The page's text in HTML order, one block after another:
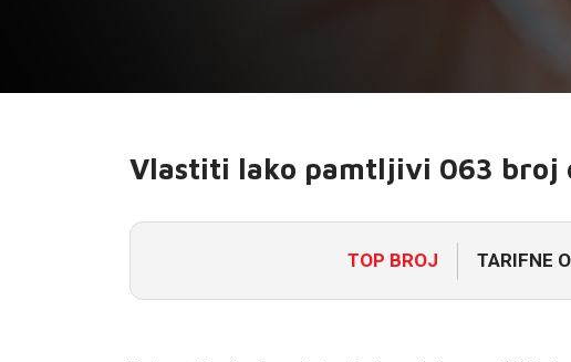
Vlastiti lako pamtljivi 063 broj
TOP BROJ TARIFNE